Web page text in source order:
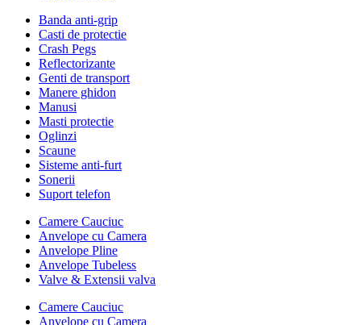
Banda anti-grip
Casti de protectie
Crash Pegs
Reflectorizante
Genti de transport
Manere ghidon
Manusi
Masti protectie
Oglinzi
Scaune
Sisteme anti-furt
Sonerii
Suport telefon
Camere Cauciuc
Anvelope cu Camera
Anvelope Pline
Anvelope Tubeless
Valve & Extensii valva
Camere Cauciuc
Anvelope cu Camera